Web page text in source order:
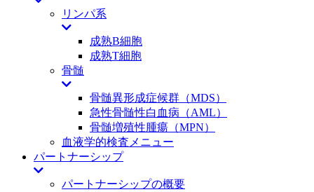
リンパ系
成熟B細胞
成熟T細胞
骨髄
骨髄異形成症候群（MDS）
急性骨髄性白血病（AML）
骨髄増殖性腫瘍（MPN）
血液学的検査メニュー
パートナーシップ
パートナーシップの概要